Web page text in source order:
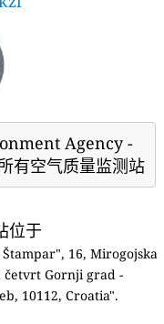
Agency -
有空气质量监测站
位于
16, Mirogojska
četvrt Gornji grad -
10112, Croatia".